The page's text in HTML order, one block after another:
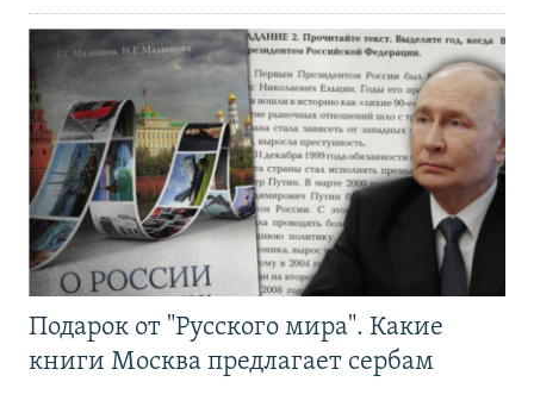
Подарок от "Русского мира". Какие
книги Москва предлагает сербам